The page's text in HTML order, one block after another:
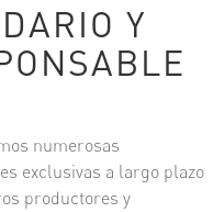
Y
numerosas
exclusivas a largo plazo
productores y